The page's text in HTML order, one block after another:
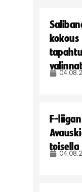
F-
toisella